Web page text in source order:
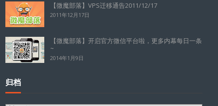
【微魔部落】VPS迁移通告2011/12/17
2011年12月17日
【微魔部落】开启官方微信平台啦，更多内幕每日一条
~
2014年1月9日
归档